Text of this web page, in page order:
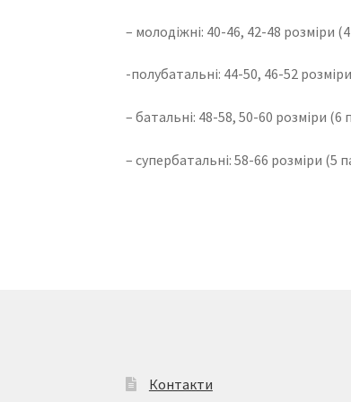
– молодіжні: 40-46, 42-48 розміри
-полубатальні: 44-50, 46-52
– батальні: 48-58, 50-60 розміри
– супербатальні: 58-66 розміри (5
Контакти